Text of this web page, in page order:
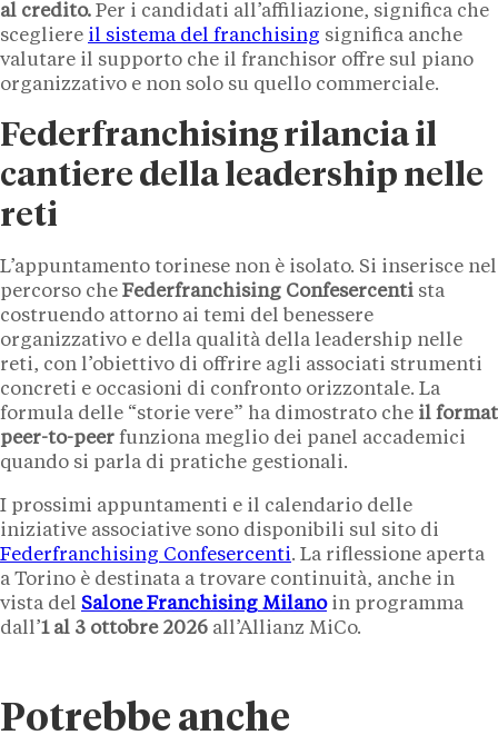
al credito. Per i candidati all’affiliazione, significa che
scegliere il sistema del franchising significa anche
valutare il supporto che il franchisor offre sul piano
organizzativo e non solo su quello commerciale.
Federfranchising rilancia il
cantiere della leadership nelle
reti
L’appuntamento torinese non è isolato. Si inserisce nel
percorso che Federfranchising Confesercenti sta
costruendo attorno ai temi del benessere
organizzativo e della qualità della leadership nelle
reti, con l’obiettivo di offrire agli associati strumenti
concreti e occasioni di confronto orizzontale. La
formula delle “storie vere” ha dimostrato che il format
peer-to-peer funziona meglio dei panel accademici
quando si parla di pratiche gestionali.
I prossimi appuntamenti e il calendario delle
iniziative associative sono disponibili sul sito di
Federfranchising Confesercenti. La riflessione aperta
a Torino è destinata a trovare continuità, anche in
vista del Salone Franchising Milanoin programma
dall’1 al 3 ottobre 2026 all’Allianz MiCo.
Potrebbe anche